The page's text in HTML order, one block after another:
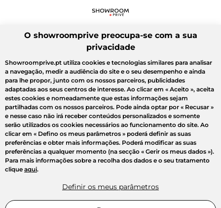
O showroomprive preocupa-se com a sua
privacidade
Showroomprive.pt utiliza cookies e tecnologias similares para analisar
a navegação, medir a audiência do site e o seu desempenho e ainda
para lhe propor, junto com os nossos parceiros, publicidades
adaptadas aos seus centros de interesse. Ao clicar em « Aceito », aceita
estes cookies e nomeadamente que estas informações sejam
partilhadas com os nossos parceiros. Pode ainda optar por « Recusar »
e nesse caso não irá receber conteúdos personalizados e somente
serão utilizados os cookies necessários ao funcionamento do site. Ao
clicar em « Defino os meus parâmetros » poderá definir as suas
preferências e obter mais informações. Poderá modificar as suas
preferências a qualquer momento (na secção « Gerir os meus dados »).
Para mais informações sobre a recolha dos dados e o seu tratamento
clique aqui.
Definir os meus parâmetros